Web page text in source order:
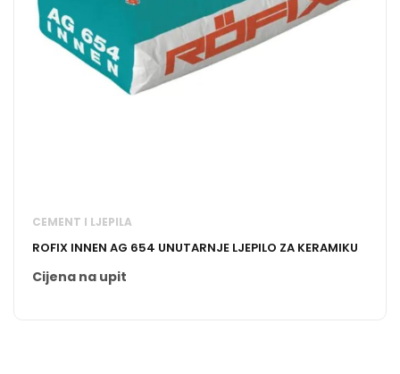
CEMENT I LJEPILA
ROFIX INNEN AG 654 UNUTARNJE LJEPILO ZA KERAMIKU
Cijena na upit